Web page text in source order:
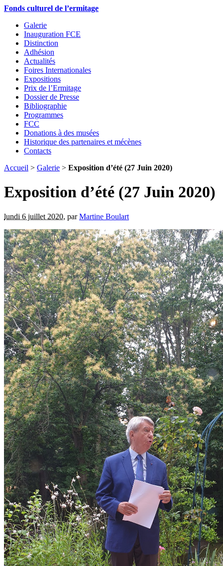
Fonds culturel de l’ermitage
Galerie
Inauguration FCE
Distinction
Adhésion
Actualités
Foires Internationales
Expositions
Prix de l’Ermitage
Dossier de Presse
Bibliographie
Programmes
FCC
Donations à des musées
Historique des partenaires et mécènes
Contacts
Accueil > Galerie > Exposition d’été (27 Juin 2020)
Exposition d’été (27 Juin 2020)
lundi 6 juillet 2020, parMartine Boulart